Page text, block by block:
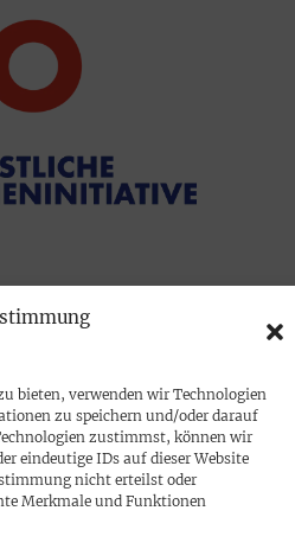
bieten, verwenden wir Technologien
zu speichern und/oder darauf
zustimmst, können wir
eindeutige IDs auf dieser Website
nicht erteilst oder
Merkmale und Funktionen